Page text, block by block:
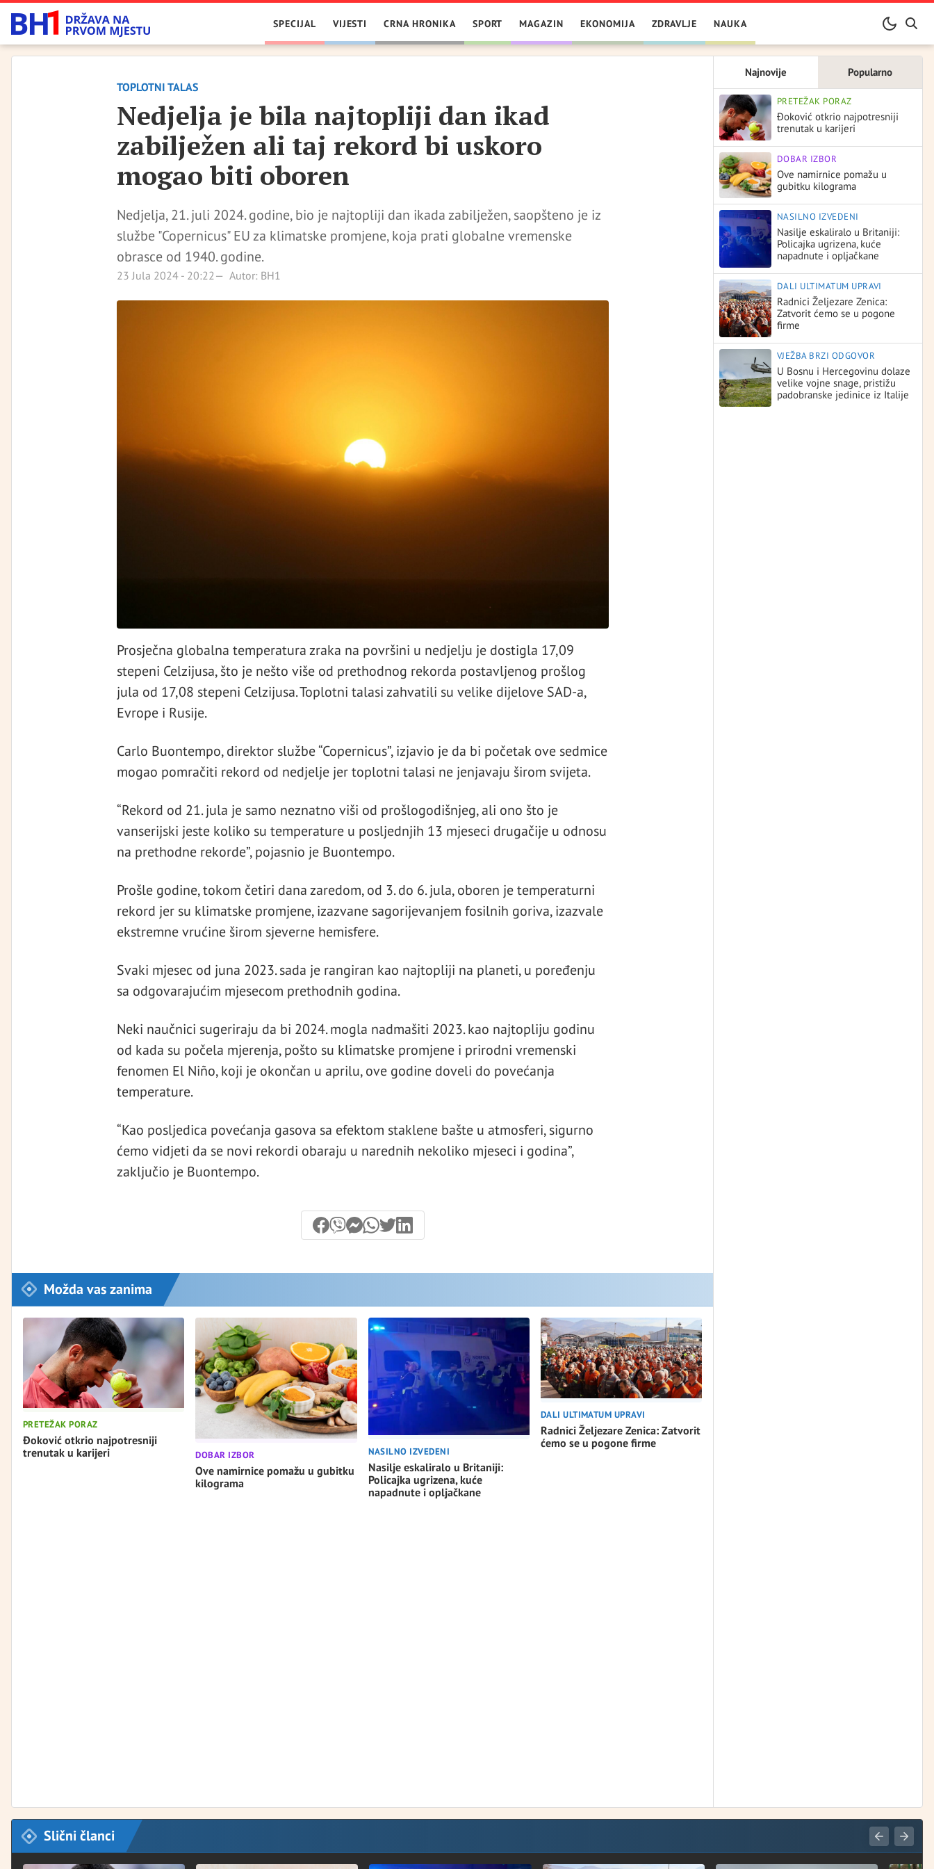
SPECIJAL VIJESTI CRNA HRONIKA SPORT MAGAZIN EKONOMIJA ZDRAVLJE NAUKA
TOPLOTNI TALAS
Nedjelja je bila najtopliji dan ikad
zabilježen ali taj rekord bi uskoro
mogao biti oboren
Nedjelja, 21. juli 2024. godine, bio je najtopliji dan ikada zabilježen, saopšteno je iz
službe "Copernicus" EU za klimatske promjene, koja prati globalne vremenske
obrasce od 1940. godine.
23 Jula 2024 - 20:22 Autor: BH1
Prosječna globalna temperatura zraka na površini u nedjelju je dostigla 17,09
stepeni Celzijusa, što je nešto više od prethodnog rekorda postavljenog prošlog
jula od 17,08 stepeni Celzijusa. Toplotni talasi zahvatili su velike dijelove SAD-a,
Evrope i Rusije.
Carlo Buontempo, direktor službe “Copernicus”, izjavio je da bi početak ove sedmice
mogao pomračiti rekord od nedjelje jer toplotni talasi ne jenjavaju širom svijeta.
“Rekord od 21. jula je samo neznatno viši od prošlogodišnjeg, ali ono što je
vanserijski jeste koliko su temperature u posljednjih 13 mjeseci drugačije u odnosu
na prethodne rekorde”, pojasnio je Buontempo.
Prošle godine, tokom četiri dana zaredom, od 3. do 6. jula, oboren je temperaturni
rekord jer su klimatske promjene, izazvane sagorijevanjem fosilnih goriva, izazvale
ekstremne vrućine širom sjeverne hemisfere.
Svaki mjesec od juna 2023. sada je rangiran kao najtopliji na planeti, u poređenju
sa odgovarajućim mjesecom prethodnih godina.
Neki naučnici sugeriraju da bi 2024. mogla nadmašiti 2023. kao najtopliju godinu
od kada su počela mjerenja, pošto su klimatske promjene i prirodni vremenski
fenomen El Niño, koji je okončan u aprilu, ove godine doveli do povećanja
temperature.
“Kao posljedica povećanja gasova sa efektom staklene bašte u atmosferi, sigurno
ćemo vidjeti da se novi rekordi obaraju u narednih nekoliko mjeseci i godina”,
zaključio je Buontempo.
Možda vas zanima
PRETEŽAK PORAZ
Đoković otkrio najpotresniji
trenutak u karijeri
DOBAR IZBOR
Ove namirnice pomažu u gubitku
kilograma
NASILNO IZVEDENI
Nasilje eskaliralo u Britaniji:
Policajka ugrizena, kuće
napadnute i opljačkane
DALI ULTIMATUM UPRAVI
Radnici Željezare Zenica: Zatvorit
ćemo se u pogone firme
Najnovije Popularno
PRETEŽAK PORAZ
Đoković otkrio najpotresniji
trenutak u karijeri
DOBAR IZBOR
Ove namirnice pomažu u
gubitku kilograma
NASILNO IZVEDENI
Nasilje eskaliralo u Britaniji:
Policajka ugrizena, kuće
napadnute i opljačkane
DALI ULTIMATUM UPRAVI
Radnici Željezare Zenica:
Zatvorit ćemo se u pogone
firme
VJEŽBA BRZI ODGOVOR
U Bosnu i Hercegovinu dolaze
velike vojne snage, pristižu
padobranske jedinice iz Italije
Slični članci